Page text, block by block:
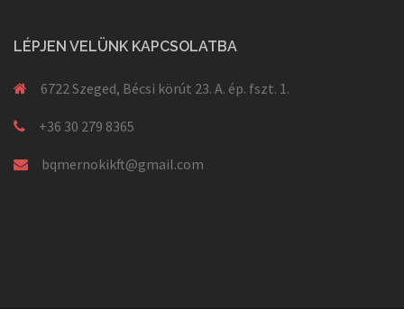
LÉPJEN VELÜNK KAPCSOLATBA
6722 Szeged, Bécsi körút 23. A. ép. fszt. 1.
+36 30 279 8365
bqmernokikft@gmail.com